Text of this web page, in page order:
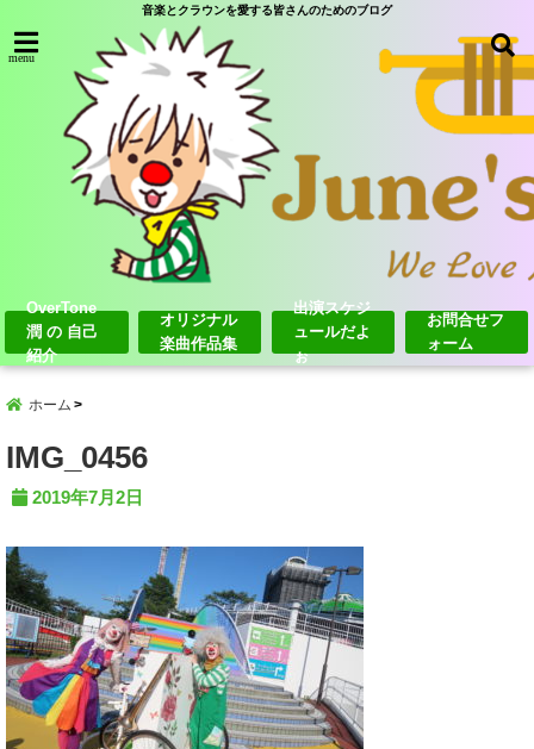
音楽とクラウンを愛する皆さんのためのブログ
menu
OverTone
潤 の 自己
紹介
オリジナル
楽曲作品集
出演スケジ
ュールだよ
ぉ
お問合せフ
ォーム
ホーム
IMG_0456
2019年7月2日